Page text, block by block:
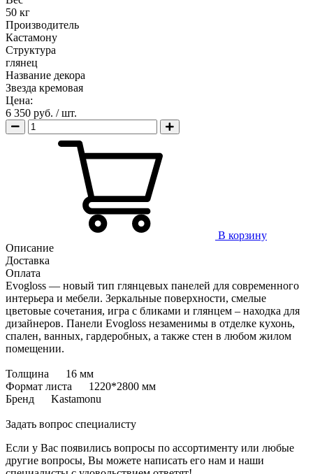
50 кг
Производитель
Кастамону
Структура
глянец
Название декора
Звезда кремовая
Цена:
6 350 руб. / шт.
В корзину
Описание
Доставка
Оплата
Evogloss — новый тип глянцевых панелей для современного
интерьера и мебели. Зеркальные поверхности, смелые
цветовые сочетания, игра с бликами и глянцем – находка для
дизайнеров. Панели Evogloss незаменимы в отделке кухонь,
спален, ванных, гардеробных, а также стен в любом жилом
помещении.
Толщина 16 мм
Формат листа 1220*2800 мм
Бренд Kastamonu
Задать вопрос специалисту
Если у Вас появились вопросы по ассортименту или любые
другие вопросы, Вы можете написать его нам и наши